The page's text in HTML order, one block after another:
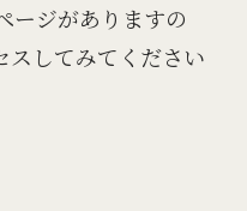
ージがありますの
スしてみてください